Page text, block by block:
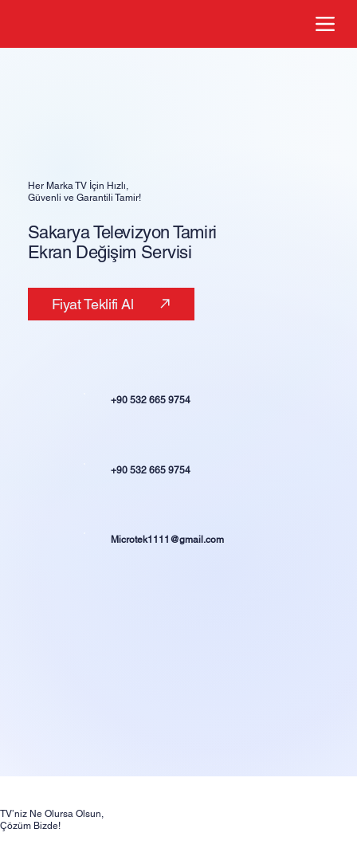
Her Marka TV İçin Hızlı,
Güvenli ve Garantili Tamir!
Sakarya Televizyon Tamiri
Ekran Değişim Servisi
Fiyat Teklifi Al
+90 532 665 9754
+90 532 665 9754
Microtek1111@gmail.com
TV’niz Ne Olursa Olsun,
Çözüm Bizde!